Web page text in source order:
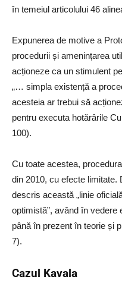
în temeiul articolului 46
Expunerea de motive a
procedurii și amenințarea
acționeze ca un stimulent
„… simpla existență a
acesteia ar trebui să
pentru executa hotărârile
100).
Cu toate acestea,
din 2010, cu efecte limitate.
descris această „linie
optimistă”, având în
până în prezent în teorie și
7).
Cazul Kavala